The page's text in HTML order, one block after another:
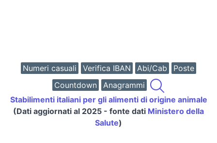
Numeri casuali Verifica IBAN Abi/Cab
Poste
Countdown
Anagrammi
Stabilimenti italiani per gli alimenti di origine animale
(Dati aggiornati al 2025 - fonte dati Ministero della
Salute)